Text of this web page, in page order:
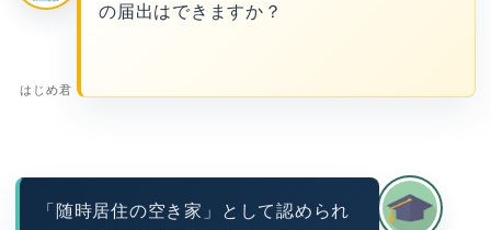
はじめ君
の届出はできますか？
「随時居住の空き家」として認められ